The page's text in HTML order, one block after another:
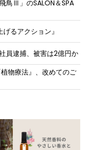
鳥Ⅲ」のSALON＆SPA
るアクション』
員逮捕、被害は2億円か
物療法』、改めてのご